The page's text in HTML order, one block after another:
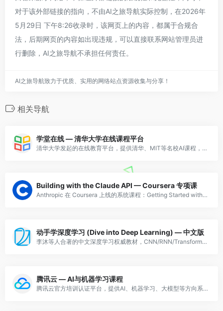
对于该外部链接的指向，不由AI之旅导航实际控制，在2026年
5月29日 下午8:26收录时，该网页上的内容，都属于合规合
法，后期网页的内容如出现违规，可以直接联系网站管理员进
行删除，AI之旅导航不承担任何责任。
AI之旅导航致力于优质、实用的网络站点资源收集与分享！
相关导航
学堂在线 — 清华大学在线课程平台
清华大学发起的在线教育平台，提供清华、MIT等名校AI课程，含清华大学人工智能基础、机器学习等精品课。
Building with the Claude API — Coursera 专项课
Anthropic 在 Coursera 上线的系统课程：Getting Started with Claude、Prompt Engineering and Evaluation、Tool Use、MCP、RAG、Claude Code。
动手学深度学习 (Dive into Deep Learning) — 中文版
李沐等人合著的中文深度学习权威教材，CNN/RNN/Transformer/GAN全覆盖，多框架实现，B站有配套视频，国内深度学习入门首选。
腾讯云 — AI与机器学习课程
腾讯云官方培训认证平台，提供AI、机器学习、大模型等方向系统课程，涵盖腾讯混元大模型相关内容。